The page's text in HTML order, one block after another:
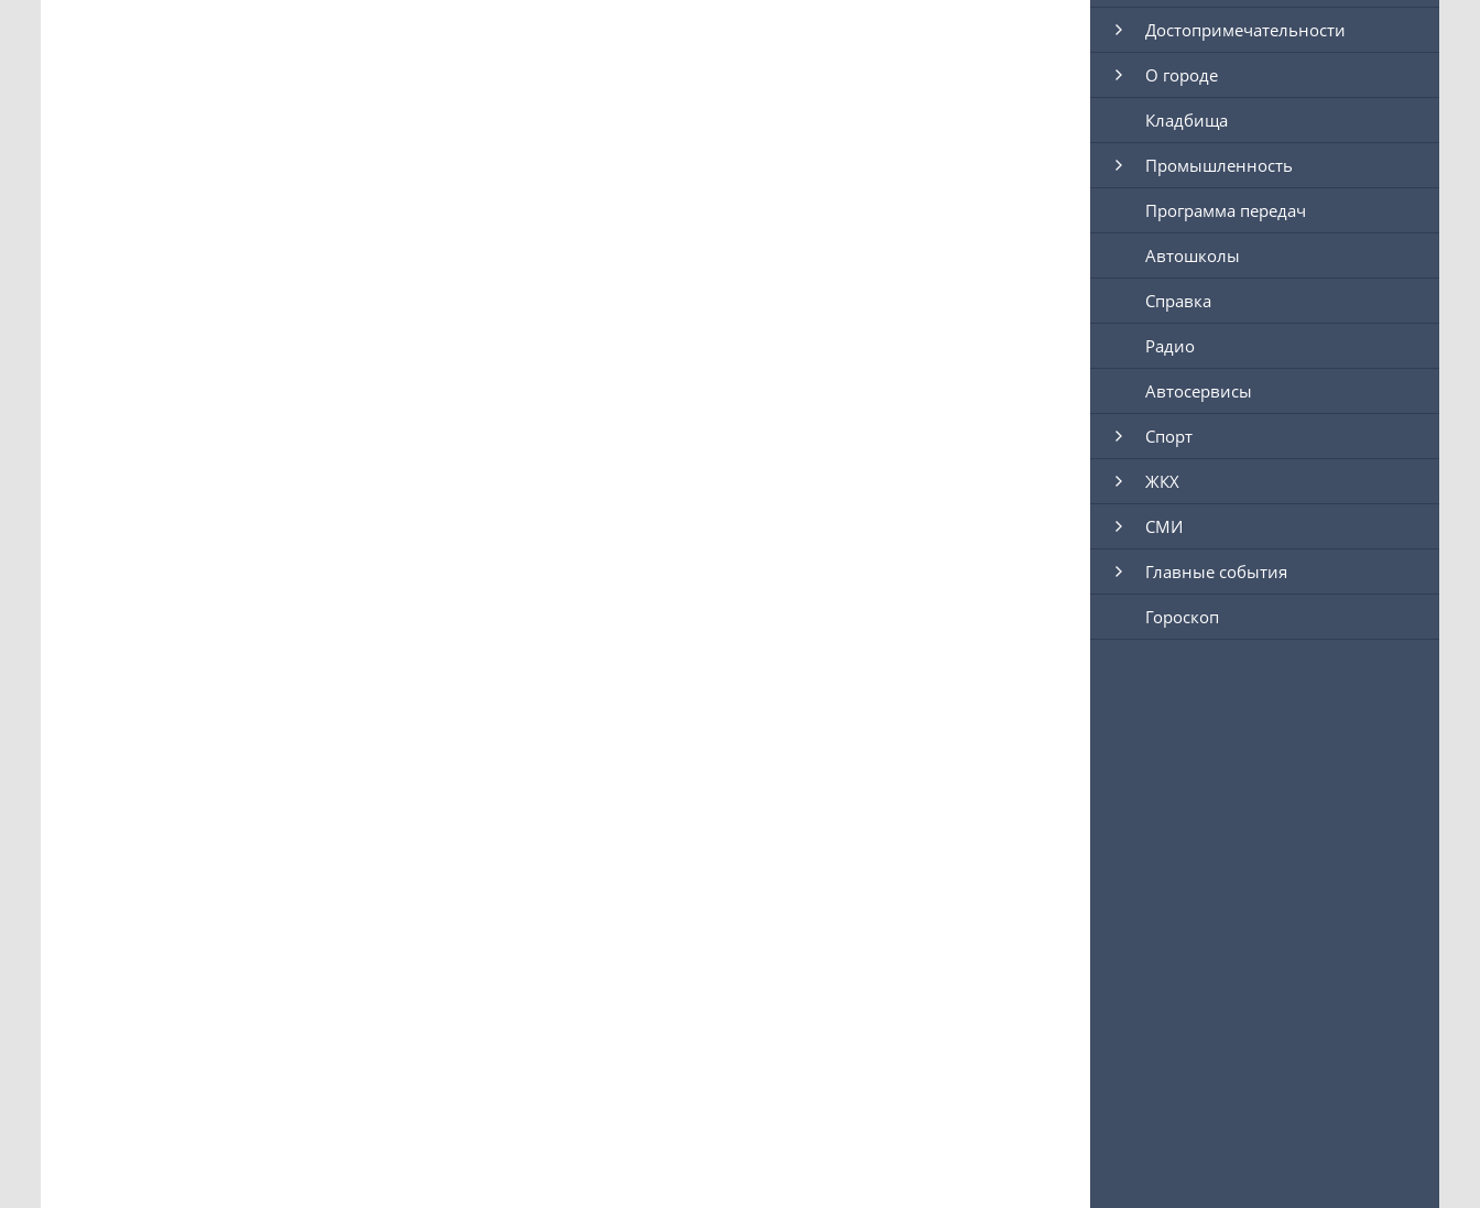
Достопримечательности
О городе
Кладбища
Промышленность
Программа передач
Автошколы
Справка
Радио
Автосервисы
Спорт
ЖКХ
СМИ
Главные события
Гороскоп